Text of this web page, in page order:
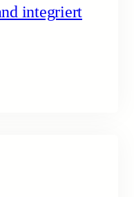
integriert